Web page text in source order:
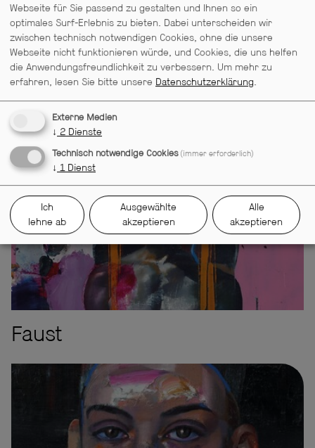
AUSSTATTUNG
Faust
KOSTÜME
Faust
Webseite für Sie passend zu gestalten und Ihnen so ein
optimales Surf-Erlebnis zu bieten. Dabei unterscheiden wir
zwischen technisch notwendigen Cookies, ohne die unsere
Webseite nicht funktionieren würde, und Cookies, die uns helfen
die Anwendungsfreundlichkeit zu verbessern. Um mehr zu
erfahren, lesen Sie bitte unsere Datenschutzerklärung.
Externe Medien
↓ 2 Dienste
Technisch notwendige Cookies (immer erforderlich)
↓ 1 Dienst
Ich
lehne ab
Ausgewählte
akzeptieren
Alle
akzeptieren